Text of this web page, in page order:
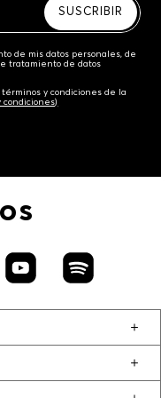
SUSCRIBIR
de mis datos personales, de
tratamiento de datos
y condiciones de la
condiciones)